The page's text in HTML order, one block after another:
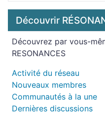
Découvrir
Découvrez par vous-
RESONANCES
Activité du réseau
Nouveaux membres
Communautés à la une
Dernières discussions